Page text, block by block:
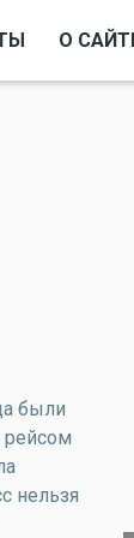
О
были
рейсом
нельзя